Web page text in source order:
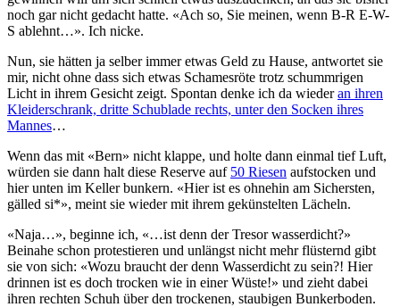
noch gar nicht gedacht hatte. «Ach so, Sie meinen, wenn B-R E-W-
S ablehnt…». Ich nicke.
Nun, sie hätten ja selber immer etwas Geld zu Hause, antwortet sie
mir, nicht ohne dass sich etwas Schamesröte trotz schummrigen
Licht in ihrem Gesicht zeigt. Spontan denke ich da wiederan ihren
Kleiderschrank, dritte Schublade rechts, unter den Socken ihres
Mannes…
Wenn das mit «Bern» nicht klappe, und holte dann einmal tief Luft,
würden sie dann halt diese Reserve auf 50 Riesen aufstocken und
hier unten im Keller bunkern. «Hier ist es ohnehin am Sichersten,
gälled si*», meint sie wieder mit ihrem gekünstelten Lächeln.
«Naja…», beginne ich, «…ist denn der Tresor wasserdicht?»
Beinahe schon protestieren und unlängst nicht mehr flüsternd gibt
sie von sich: «Wozu braucht der denn Wasserdicht zu sein?! Hier
drinnen ist es doch trocken wie in einer Wüste!» und zieht dabei
ihren rechten Schuh über den trockenen, staubigen Bunkerboden.